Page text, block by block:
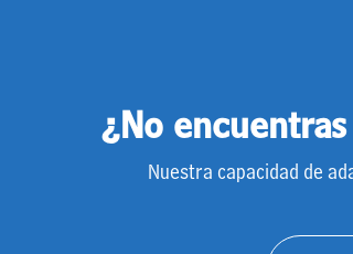
¿No
Nuestra capacidad de